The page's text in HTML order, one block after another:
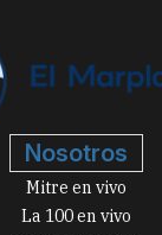
Nosotros
Mitre en vivo
La 100 en vivo